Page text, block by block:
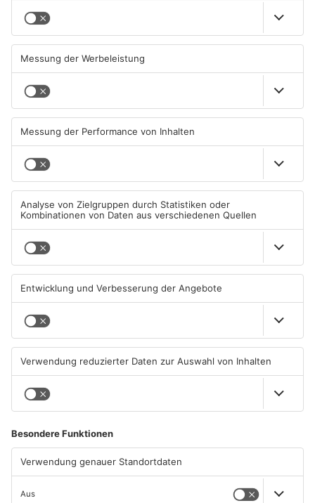
Feuerwerk löst wohl Brand in
Aschaffenburg-Schweinheim
aus
04.08.2026, 13:21 UHR IN
ASCHAFFENBURG
Aschaffenburg: Prozess um
schweren E-Scooter-Raub
AB: Sperrmüllpresse brennt
01.08.2026, 14:33 UHR IN
ASCHAFFENBURG
AB: Aktion "Bewegung im
01.08.2026, 08:28 UHR IN